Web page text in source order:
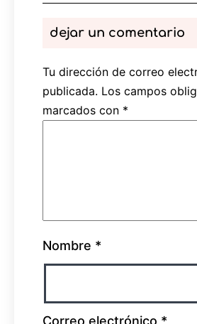
dejar un comentario
Tu dirección de correo
publicada. Los campos
marcados con *
Nombre *
Correo electrónico *